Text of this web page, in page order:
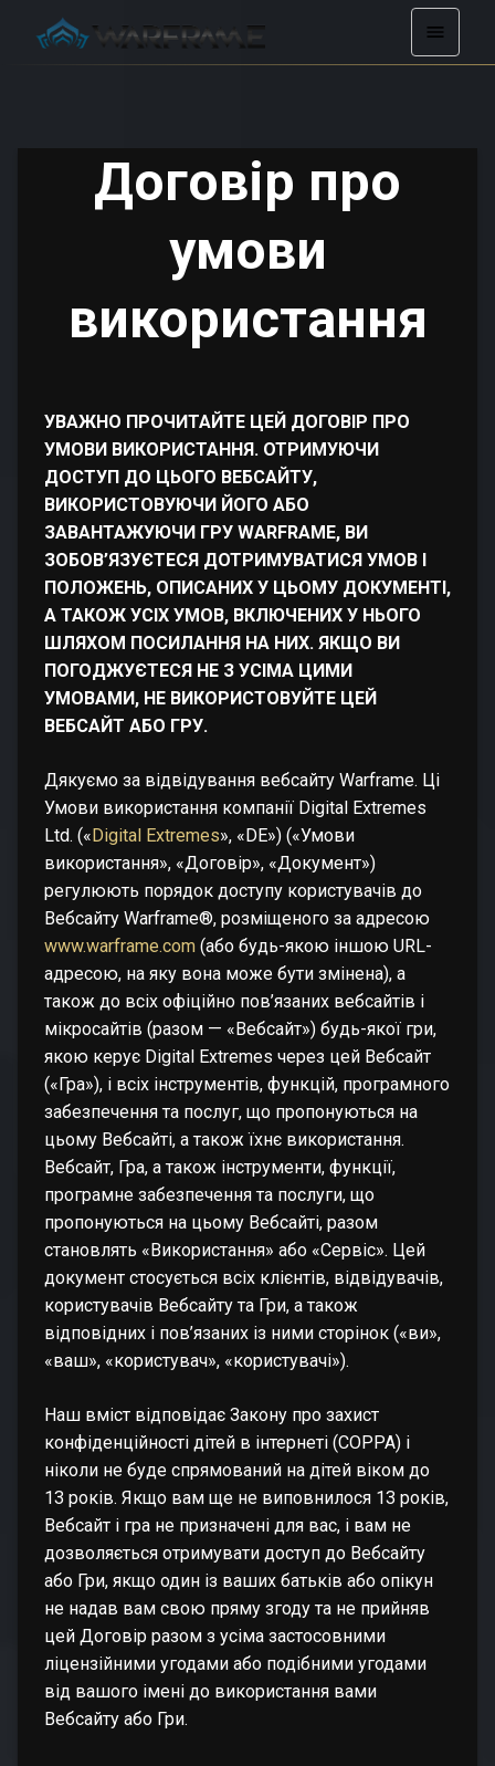
Договір про
умови
використання
УВАЖНО ПРОЧИТАЙТЕ ЦЕЙ ДОГОВІР ПРО
УМОВИ ВИКОРИСТАННЯ. ОТРИМУЮЧИ
ДОСТУП ДО ЦЬОГО ВЕБСАЙТУ,
ВИКОРИСТОВУЮЧИ ЙОГО АБО
ЗАВАНТАЖУЮЧИ ГРУ WARFRAME, ВИ
ЗОБОВ’ЯЗУЄТЕСЯ ДОТРИМУВАТИСЯ УМОВ І
ПОЛОЖЕНЬ, ОПИСАНИХ У ЦЬОМУ ДОКУМЕНТІ,
А ТАКОЖ УСІХ УМОВ, ВКЛЮЧЕНИХ У НЬОГО
ШЛЯХОМ ПОСИЛАННЯ НА НИХ. ЯКЩО ВИ
ПОГОДЖУЄТЕСЯ НЕ З УСІМА ЦИМИ
УМОВАМИ, НЕ ВИКОРИСТОВУЙТЕ ЦЕЙ
ВЕБСАЙТ АБО ГРУ.
Дякуємо за відвідування вебсайту Warframe. Ці
Умови використання компанії Digital Extremes
Ltd. (« Digital Extremes», «DE») («Умови
використання», «Договір», «Документ»)
регулюють порядок доступу користувачів до
Вебсайту Warframe®, розміщеного за адресою
www.warframe.com (або будь-якою іншою URL-
адресою, на яку вона може бути змінена), а
також до всіх офіційно пов’язаних вебсайтів і
мікросайтів (разом — «Вебсайт») будь-якої гри,
якою керує Digital Extremes через цей Вебсайт
(«Гра»), і всіх інструментів, функцій, програмного
забезпечення та послуг, що пропонуються на
цьому Вебсайті, а також їхнє використання.
Вебсайт, Гра, а також інструменти, функції,
програмне забезпечення та послуги, що
пропонуються на цьому Вебсайті, разом
становлять «Використання» або «Сервіс». Цей
документ стосується всіх клієнтів, відвідувачів,
користувачів Вебсайту та Гри, а також
відповідних і пов’язаних із ними сторінок («ви»,
«ваш», «користувач», «користувачі»).
Наш вміст відповідає Закону про захист
конфіденційності дітей в інтернеті (COPPA) і
ніколи не буде спрямований на дітей віком до
13 років. Якщо вам ще не виповнилося 13 років,
Вебсайт і гра не призначені для вас, і вам не
дозволяється отримувати доступ до Вебсайту
або Гри, якщо один із ваших батьків або опікун
не надав вам свою пряму згоду та не прийняв
цей Договір разом з усіма застосовними
ліцензійними угодами або подібними угодами
від вашого імені до використання вами
Вебсайту або Гри.